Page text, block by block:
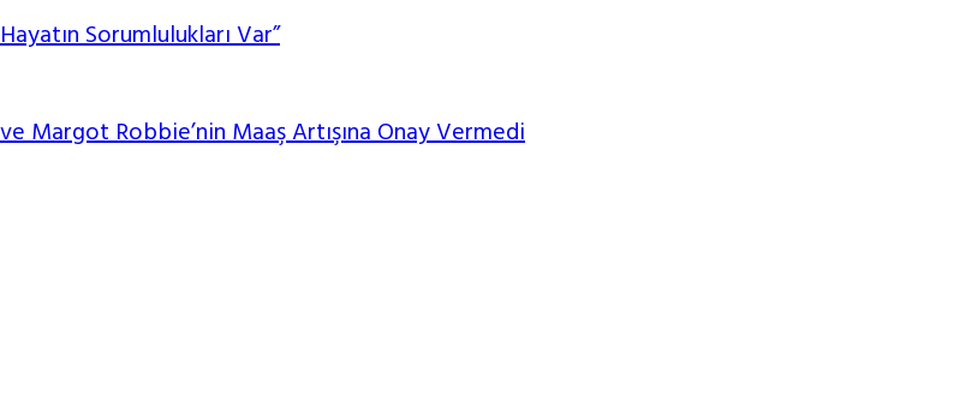
Sorumlulukları Var”
Margot Robbie’nin Maaş Artışına Onay Vermedi